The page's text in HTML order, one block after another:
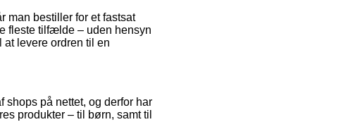
man bestiller for et fastsat
fleste tilfælde – uden hensyn
levere ordren til en
shops på nettet, og derfor har
produkter – til børn, samt til